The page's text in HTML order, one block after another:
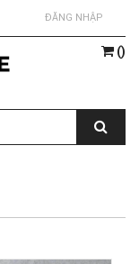
ĐĂNG NHẬP
()